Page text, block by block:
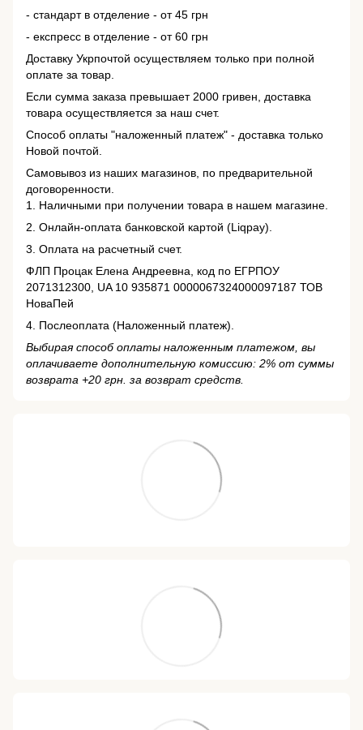
- стандарт в отделение - от 45 грн
- експресс в отделение - от 60 грн
Доставку Укрпочтой осуществляем только при полной
оплате за товар.
Если сумма заказа превышает 2000 гривен, доставка
товара осуществляется за наш счет.
Способ оплаты "наложенный платеж" - доставка только
Новой почтой.
Самовывоз из наших магазинов, по предварительной
договоренности.
1. Наличными при получении товара в нашем магазине.
2. Онлайн-оплата банковской картой (Liqpay).
3. Оплата на расчетный счет.
ФЛП Процак Елена Андреевна, код по ЕГРПОУ
2071312300, UA 10 935871 0000067324000097187 ТОВ
НоваПей
4. Послеоплата (Наложенный платеж).
Выбирая способ оплаты наложенным платежом, вы
оплачиваете дополнительную комиссию: 2% от суммы
возврата +20 грн. за возврат средств.